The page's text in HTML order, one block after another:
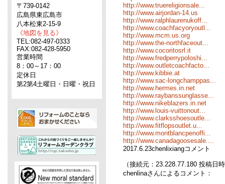
http://www.truereligionsale...
http://www.airjordan-14.us
http://www.ralphlaurenukoff...
http://www.coachfacyoryoutl...
http://www.mcm.us.org
http://www.the-northfaceout...
http://www.cocoritosrl.it
http://www.fredperrypoloshi...
http://www.outletcoachfacto...
http://www.kibbie.at
http://www.sac-longchamppas...
http://www.hermes.in.net
http://www.raybanssunglasse...
http://www.nikeblazers.in.net
http://www.louis-vuittonout...
http://www.clarksshoesoutle...
http://www.fitflopsoutlet.u...
http://www.montblancpenoffi...
http://www.canadagoosesale....
2017.6.23chenlixiangコメント
（接続元：23.228.77.180 投稿日
chenlinaさんによるコメント：
〒739-0142
広島県東広島市
八本松東2-15-9
《地図を見る》
TEL:082-497-0333
FAX:082-428-5950
営業時間
8：00～17：00
定休日
第2第4土曜日・日曜・祝日